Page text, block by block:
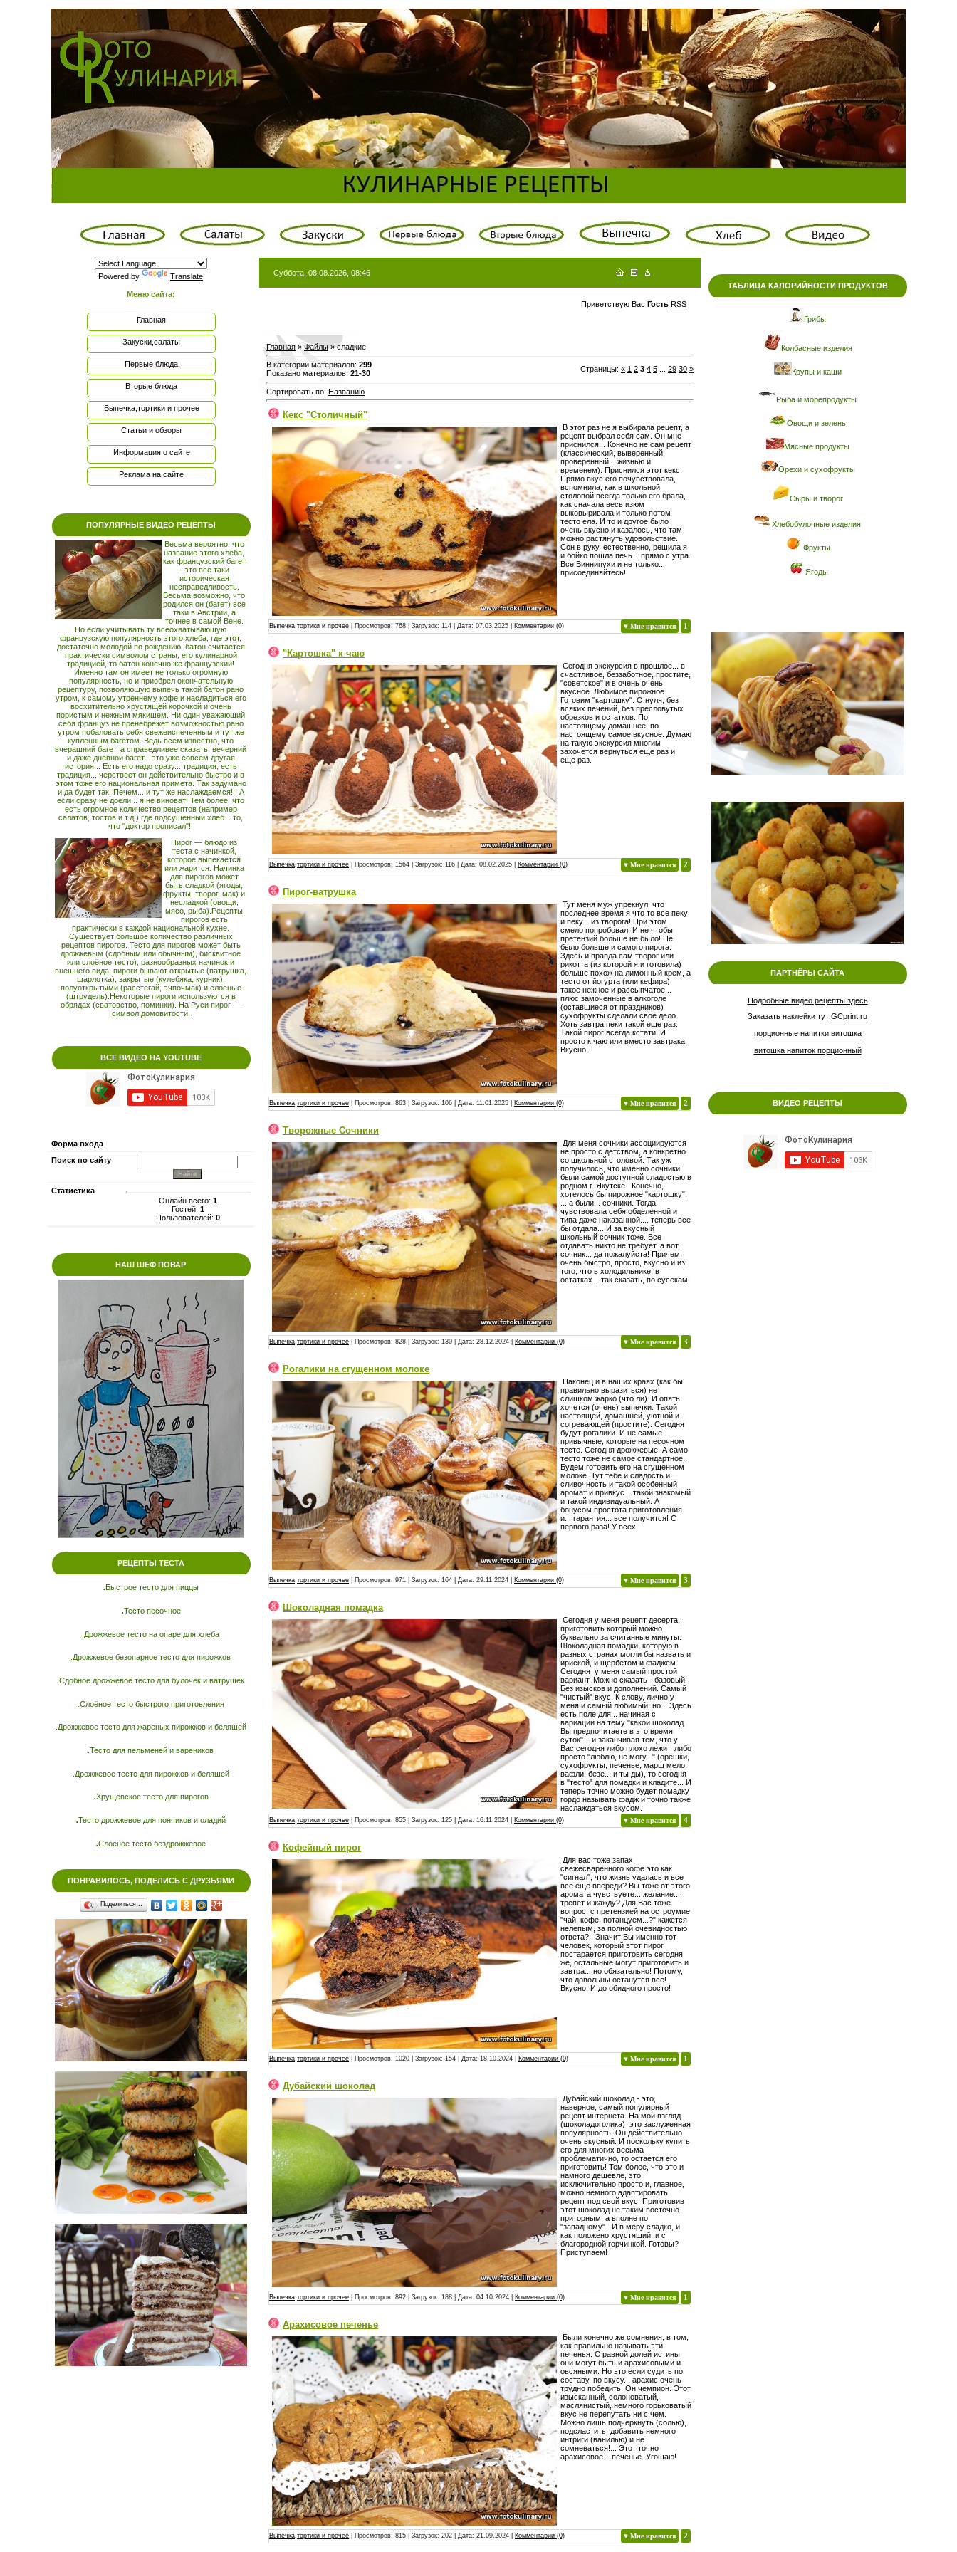
Powered by Translate
Меню сайта:
Главная
Закуски,салаты
Первые блюда
Вторые блюда
Выпечка,тортики и прочее
Статьи и обзоры
Информация о сайте
Реклама на сайте
ПОПУЛЯРНЫЕ ВИДЕО РЕЦЕПТЫ
Весьма вероятно, что
название этого хлеба,
как французский багет
- это все таки
историческая
несправедливость.
Весьма возможно, что
родился он (багет) все
таки в Австрии, а
точнее в самой Вене.
Но если учитывать ту всеохватывающую
французскую популярность этого хлеба, где этот,
достаточно молодой по рождению, батон считается
практически символом страны, его кулинарной
традицией, то батон конечно же французский!
Именно там он имеет не только огромную
популярность, но и приобрел окончательную
рецептуру, позволяющую выпечь такой батон рано
утром, к самому утреннему кофе и насладиться его
восхитительно хрустящей корочкой и очень
пористым и нежным мякишем. Ни один уважающий
себя француз не пренебрежет возможностью рано
утром побаловать себя свежеиспеченным и тут же
купленным багетом. Ведь всем известно, что
вчерашний багет, а справедливее сказать, вечерний
и даже дневной багет - это уже совсем другая
история... Есть его надо сразу... традиция, есть
традиция... черствеет он действительно быстро и в
этом тоже его национальная примета. Так задумано
и да будет так! Печем... и тут же наслаждаемся!!! А
если сразу не доели... я не виноват! Тем более, что
есть огромное количество рецептов (например
салатов, тостов и т.д.) где подсушенный хлеб... то,
что "доктор прописал"!.
Пиро́г — блюдо из
теста с начинкой,
которое выпекается
или жарится. Начинка
для пирогов может
быть сладкой (ягоды,
фрукты, творог, мак) и
несладкой (овощи,
мясо, рыба).Рецепты
пирогов есть
практически в каждой национальной кухне.
Существует большое количество различных
рецептов пирогов. Тесто для пирогов может быть
дрожжевым (сдобным или обычным), бисквитное
или слоёное тесто), разнообразных начинок и
внешнего вида: пироги бывают открытые (ватрушка,
шарлотка), закрытые (кулебяка, курник),
полуоткрытыми (расстегай, эчпочмак) и слоёные
(штрудель).Некоторые пироги используются в
обрядах (сватовство, поминки). На Руси пирог —
символ домовитости.
ВСЕ ВИДЕО НА YOUTUBE
Форма входа
Поиск по сайту
Статистика
Онлайн всего: 1
Гостей: 1
Пользователей: 0
НАШ ШЕФ ПОВАР
РЕЦЕПТЫ ТЕСТА
. Быстрое тесто для пиццы
.Тесто песочное
.Дрожжевое тесто на опаре для хлеба
.Дрожжевое безопарное тесто для пирожков
.Сдобное дрожжевое тесто для булочек и ватрушек
.Слоёное тесто быстрого приготовления
.Дрожжевое тесто для жареных пирожков и беляшей
.Тесто для пельменей и вареников
.Дрожжевое тесто для пирожков и беляшей
.Хрущёвское тесто для пирогов
.Тесто дрожжевое для пончиков и оладий
.Слоёное тесто бездрожжевое
ПОНРАВИЛОСЬ, ПОДЕЛИСЬ С ДРУЗЬЯМИ
Поделиться…
Суббота, 08.08.2026, 08:46
Приветствую Вас Гость RSS
Главная » Файлы » сладкие
В категории материалов: 299
Показано материалов: 21-30 Страницы: « 1 2 3 4 5 29 30 »
Сортировать по: Названию
Кекс "Столичный"
В этот раз не я выбирала рецепт, а
рецепт выбрал себя сам. Он мне
приснился... Конечно не сам рецепт
(классический, выверенный,
проверенный... жизнью и
временем). Приснился этот кекс.
Прямо вкус его почувствовала,
вспомнила, как в школьной
столовой всегда только его брала,
как сначала весь изюм
выковыривала и только потом
тесто ела. И то и другое было
очень вкусно и казалось, что там
можно растянуть удовольствие.
Сон в руку, естественно, решила я
и бойко пошла печь... прямо с утра.
Все Виннипухи и не только....
присоединяйтесь!
♥ Мне нравится 1
Выпечка,тортики и прочее | Просмотров: 768 | Загрузок: 114 | Дата: 07.03.2025 Комментарии (0)
"Картошка" к чаю
Сегодня экскурсия в прошлое... в
счастливое, беззаботное, простите,
"советское" и в очень очень
вкусное. Любимое пирожное.
Готовим "картошку". О нуля, без
всяких печений, без пресловутых
обрезков и остатков. По
настоящему домашнее, по
настоящему самое вкусное. Думаю
на такую экскурсия многим
захочется вернуться еще раз и
еще раз.
♥ Мне нравится 2
Выпечка,тортики и прочее | Просмотров: 1564 | Загрузок: 116 | Дата: 08.02.2025 Комментарии (0)
Пирог-ватрушка
Тут меня муж упрекнул, что
последнее время я что то все пеку
и пеку... из творога! При этом
смело попробовал! И не чтобы
претензий больше не было! Не
было больше и самого пирога.
Здесь и правда сам творог или
рикотта (из которой я и готовила)
больше похож на лимонный крем, а
тесто от йогурта (или кефира)
такое нежное и рассыпчатое...
плюс замоченные в алкоголе
(оставшиеся от праздников)
сухофрукты сделали свое дело.
Хоть завтра пеки такой еще раз.
Такой пирог всегда кстати. И
просто к чаю или вместо завтрака.
Вкусно!
♥ Мне нравится 2
Выпечка,тортики и прочее | Просмотров: 863 | Загрузок: 106 | Дата: 11.01.2025 Комментарии (0)
Творожные Сочники
Для меня сочники ассоциируются
не просто с детством, а конкретно
со школьной столовой. Так уж
получилось, что именно сочники
были самой доступной сладостью в
родном г. Якутске. Конечно,
хотелось бы пирожное "картошку",
... а были... сочники. Тогда
чувствовала себя обделенной и
типа даже наказанной.... теперь все
бы отдала... И за вкусный
школьный сочник тоже. Все
отдавать никто не требует, а вот
сочник... да пожалуйста! Причем,
очень быстро, просто, вкусно и из
того, что в холодильнике, в
остатках... так сказать, по сусекам!
♥ Мне нравится 3
Выпечка,тортики и прочее | Просмотров: 828 | Загрузок: 130 | Дата: 28.12.2024 Комментарии (0)
Рогалики на сгущенном молоке
Наконец и в наших краях (как бы
правильно выразиться) не
слишком жарко (что ли). И опять
хочется (очень) выпечки. Такой
настоящей, домашней, уютной и
согревающей (простите). Сегодня
будут рогалики. И не самые
привычные, которые на песочном
тесте. Сегодня дрожжевые. А само
тесто тоже не самое стандартное.
Будем готовить его на сгущенном
молоке. Тут тебе и сладость и
сливочность и такой особенный
аромат и привкус... такой знакомый
и такой индивидуальный. А
бонусом простота приготовления
и... гарантия... все получится! С
первого раза! У всех!
♥ Мне нравится 3
Выпечка,тортики и прочее | Просмотров: 971 | Загрузок: 164 | Дата: 29.11.2024 Комментарии (0)
Шоколадная помадка
Сегодня у меня рецепт десерта,
приготовить который можно
буквально за считанные минуты.
Шоколадная помадки, которую в
разных странах могли бы назвать и
ириской, и щербетом и фаджем.
Сегодня у меня самый простой
вариант. Можно сказать - базовый.
Без изысков и дополнений. Самый
"чистый" вкус. К слову, лично у
меня и самый любимый, но... Здесь
есть поле для... начиная с
вариации на тему "какой шоколад
Вы предпочитаете в это время
суток"... и заканчивая тем, что у
Вас сегодня либо плохо лежит, либо
просто "люблю, не могу..." (орешки,
сухофрукты, печенье, марш мело,
вафли, безе... и ты ды), то сегодня
в "тесто" для помадки и кладите... И
теперь точно можно будет помадку
гордо называть фадж и точно также
наслаждаться вкусом.
♥ Мне нравится 4
Выпечка,тортики и прочее | Просмотров: 855 | Загрузок: 125 | Дата: 16.11.2024 Комментарии (0)
Кофейный пирог
Для вас тоже запах
свежесваренного кофе это как
"сигнал", что жизнь удалась и все
все еще впереди? Вы тоже от этого
аромата чувствуете... желание...,
трепет и жажду? Для Вас тоже
вопрос, с претензией на остроумие
"чай, кофе, потанцуем...?" кажется
нелепым, за полной очевидностью
ответа?.. Значит Вы именно тот
человек, который этот пирог
постарается приготовить сегодня
же, остальные могут приготовить и
завтра... но обязательно! Потому,
что довольны останутся все!
Вкусно! И до обидного просто!
♥ Мне нравится 1
Выпечка,тортики и прочее | Просмотров: 1020 | Загрузок: 154 | Дата: 18.10.2024 Комментарии (0)
Дубайский шоколад
Дубайский шоколад - это,
наверное, самый популярный
рецепт интернета. На мой взгляд
(шоколадоголика) это заслуженная
популярность. Он действительно
очень вкусный. И поскольку купить
его для многих весьма
проблематично, то остается его
приготовить! Тем более, что это и
намного дешевле, это
исключительно просто и, главное,
можно немного адаптировать
рецепт под свой вкус. Приготовив
этот шоколад не таким восточно-
приторным, а вполне по
"западному". И в меру сладко, и
как положено хрустящий, и с
благородной горчинкой. Готовы?
Приступаем!
♥ Мне нравится 1
Выпечка,тортики и прочее | Просмотров: 892 | Загрузок: 188 | Дата: 04.10.2024 Комментарии (0)
Арахисовое печенье
Были конечно же сомнения, в том,
как правильно называть эти
печенья. С равной долей истины
они могут быть и арахисовыми и
овсяными. Но это если судить по
составу, по вкусу... арахис очень
трудно победить. Он чемпион. Этот
изысканный, солоноватый,
маслянистый, немного горьковатый
вкус не перепутать ни с чем.
Можно лишь подчеркнуть (солью),
подсластить, добавить немного
интриги (ванилью) и не
сомневаться!... Этот точно
арахисовое... печенье. Угощаю!
♥ Мне нравится 2
Выпечка,тортики и прочее | Просмотров: 815 | Загрузок: 202 | Дата: 21.09.2024 Комментарии (0)
ТАБЛИЦА КАЛОРИЙНОСТИ ПРОДУКТОВ
Грибы
Колбасные изделия
Крупы и каши
Рыба и морепродукты
Овощи и зелень
Мясные продукты
Орехи и сухофрукты
Сыры и творог
Хлебобулочные изделия
Фрукты
Ягоды
ПАРТНЁРЫ САЙТА
Подробные видео рецепты здесь
Заказать наклейки тут GCprint.ru
порционные напитки витошка
витошка напиток порционный
ВИДЕО РЕЦЕПТЫ